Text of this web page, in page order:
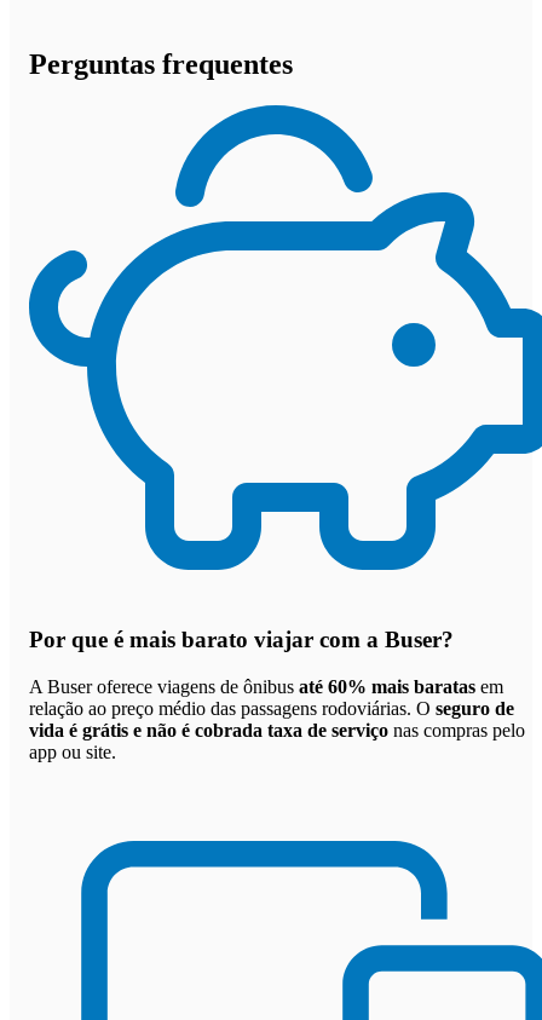
Perguntas frequentes
Por que é mais barato viajar com a Buser?
A Buser oferece viagens de ônibus até 60% mais baratas em
relação ao preço médio das passagens rodoviárias. O seguro de
vida é grátis e não é cobrada taxa de serviço nas compras pelo
app ou site.